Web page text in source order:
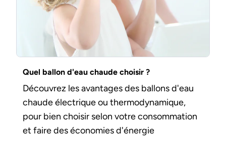
Quel ballon d'eau chaude choisir ?
Découvrez les avantages des ballons d'eau
chaude électrique ou thermodynamique,
pour bien choisir selon votre consommation
et faire des économies d'énergie